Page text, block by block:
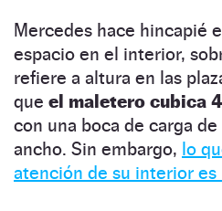
Mercedes hace hincapié
espacio en el interior,
refiere a altura en las
que el maletero cubica
con una boca de carga
ancho. Sin embargo, lo
atención de su interior es